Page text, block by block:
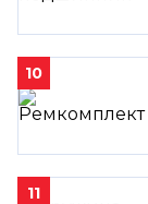
10
11